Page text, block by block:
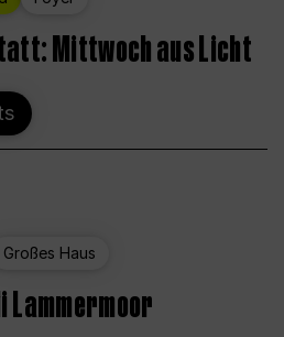
Mittwoch aus Licht
Großes Haus
Lammermoor